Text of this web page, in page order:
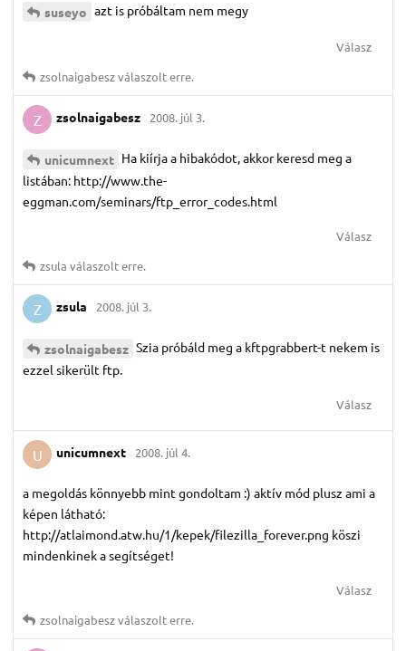
suseyo azt is próbáltam nem megy
Válasz
zsolnaigabeszválaszolt erre.
Z zsolnaigabesz 2008. júl 3.
unicumnext Ha kiírja a hibakódot, akkor keresd meg a
listában: http://www.the-
eggman.com/seminars/ftp_error_codes.html
Válasz
zsula válaszolt erre.
Z zsula 2008. júl 3.
zsolnaigabesz Szia próbáld meg a kftpgrabbert-t nekem is
ezzel sikerült ftp.
Válasz
U unicumnext 2008. júl 4.
a megoldás könnyebb mint gondoltam :) aktív mód plusz ami a
képen látható:
http://atlaimond.atw.hu/1/kepek/filezilla_forever.png köszi
mindenkinek a segítséget!
Válasz
zsolnaigabeszválaszolt erre.